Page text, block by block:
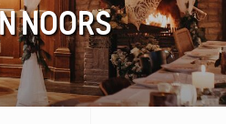
NOORS